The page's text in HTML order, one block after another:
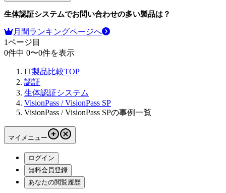
生体認証システムでお問い合わせの多い製品は？
月間ランキングページへ
1ページ目
0件中 0〜0件を表示
IT製品比較TOP
認証
生体認証システム
VisionPass / VisionPass SP
VisionPass / VisionPass SPの事例一覧
マイメニュー
ログイン
無料会員登録
あなたの閲覧履歴